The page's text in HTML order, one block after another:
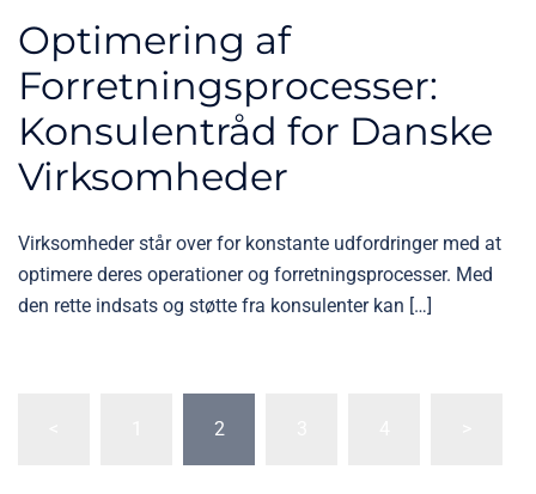
Optimering af
Forretningsprocesser:
Konsulentråd for Danske
Virksomheder
Virksomheder står over for konstante udfordringer med at
optimere deres operationer og forretningsprocesser. Med
den rette indsats og støtte fra konsulenter kan […]
2